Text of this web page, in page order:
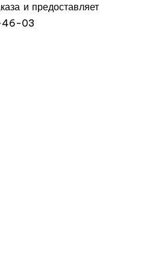
и предоставляет
46-03